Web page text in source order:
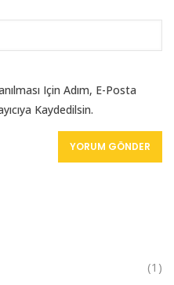
Için Adım, E-Posta
Kaydedilsin.
(1)